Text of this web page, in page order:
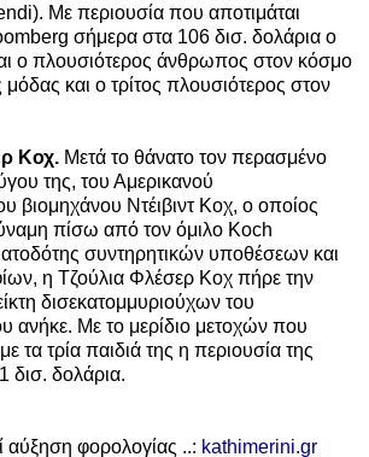
Με περιουσία που αποτιμάται
σήμερα στα 106 δισ. δολάρια ο
ο πλουσιότερος άνθρωπος στον κόσμο
μόδας και ο τρίτος πλουσιότερος στον
Κοχ. Μετά το θάνατο τον περασμένο
της, του Αμερικανού
βιομηχάνου Ντέιβιντ Κοχ, ο οποίος
πίσω από τον όμιλο Koch
συντηρητικών υποθέσεων και
η Τζούλια Φλέσερ Κοχ πήρε την
δισεκατομμυριούχων του
ανήκε. Με το μερίδιο μετοχών που
τα τρία παιδιά της η περιουσία της
δισ. δολάρια.
αύξηση φορολογίας ..: kathimerini.gr